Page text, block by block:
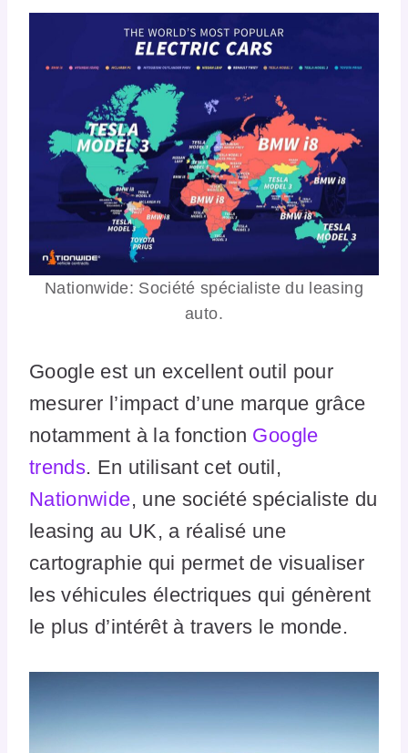
Nationwide: Société spécialiste du leasing
auto.
Google est un excellent outil pour
mesurer l’impact d’une marque grâce
notamment à la fonction Google
trends. En utilisant cet outil,
Nationwide, une société spécialiste du
leasing au UK, a réalisé une
cartographie qui permet de visualiser
les véhicules électriques qui génèrent
le plus d’intérêt à travers le monde.